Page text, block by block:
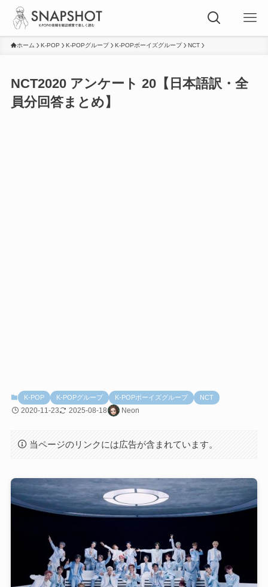
ホーム K-POP K-POPグループ K-POPボーイズグループ NCT
NCT2020 アンケート 20【日本語訳・全
員分回答まとめ】
K-POP K-POPグループ K-POPボーイズグループ NCT
2020-11-23 2025-08-18 Neon
当ページのリンクには広告が含まれています。